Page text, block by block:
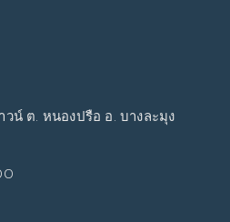
วน์ ต. หนองปรือ อ. บางละมุง